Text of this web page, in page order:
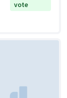
vote